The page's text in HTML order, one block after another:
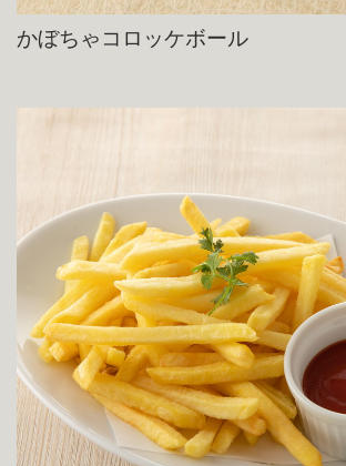
かぼちゃコロッケボール